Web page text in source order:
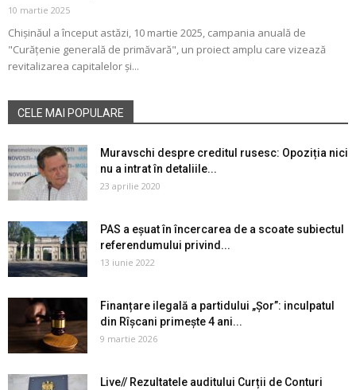
10 martie 2025
Chișinăul a început astăzi, 10 martie 2025, campania anuală de
"Curățenie generală de primăvară", un proiect amplu care vizează
revitalizarea capitalelor și...
CELE MAI POPULARE
Muravschi despre creditul rusesc: Opoziția nici
nu a intrat în detaliile...
23 aprilie 2020
PAS a eșuat în încercarea de a scoate subiectul
referendumului privind...
13 iunie 2022
Finanțare ilegală a partidului „Șor”: inculpatul
din Rîșcani primește 4 ani...
9 martie 2026
Live// Rezultatele auditului Curții de Conturi